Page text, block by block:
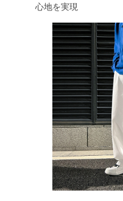
心地を実現